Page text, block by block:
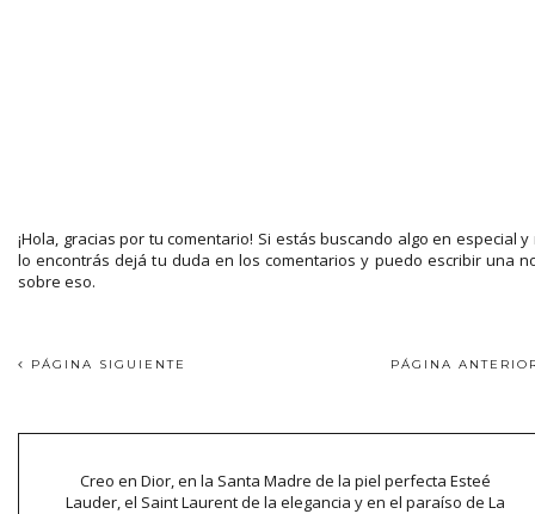
¡Hola, gracias por tu comentario! Si estás buscando algo en especial y
lo encontrás dejá tu duda en los comentarios y puedo escribir una
sobre eso.
PÁGINA SIGUIENTE PÁGINA
Creo en Dior, en la Santa Madre de la piel perfecta Esteé
Lauder, el Saint Laurent de la elegancia y en el paraíso de La